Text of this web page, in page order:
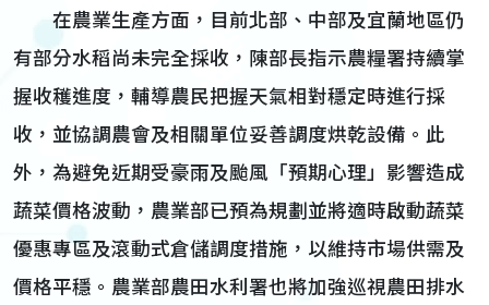
在農業生產方面，目前北部、中部及宜蘭地區仍
有部分水稻尚未完全採收，陳部長指示農糧署持續掌
握收穫進度，輔導農民把握天氣相對穩定時進行採
收，並協調農會及相關單位妥善調度烘乾設備。此
外，為避免近期受豪雨及颱風「預期心理」影響造成
蔬菜價格波動，農業部已預為規劃並將適時啟動蔬菜
優惠專區及滾動式倉儲調度措施，以維持市場供需及
價格平穩。農業部農田水利署也將加強巡視農田排水